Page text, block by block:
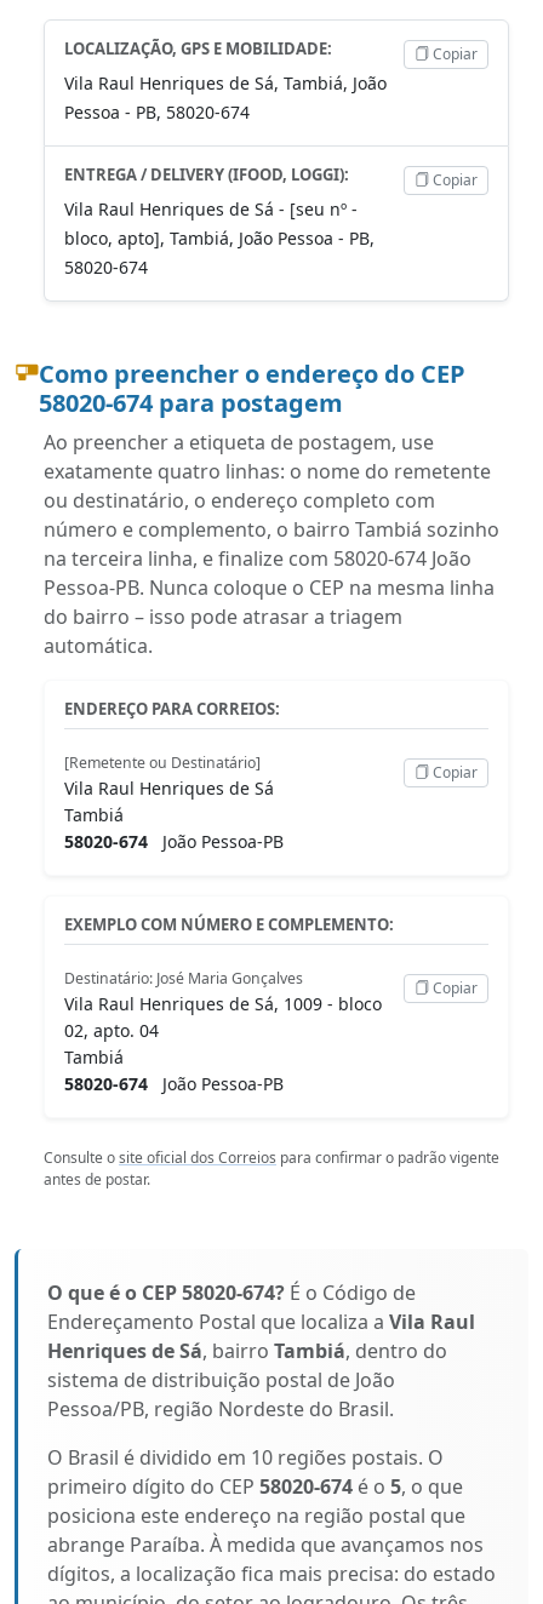
LOCALIZAÇÃO, GPS E MOBILIDADE:
Vila Raul Henriques de Sá, Tambiá, João
Pessoa - PB, 58020-674
Copiar
ENTREGA / DELIVERY (IFOOD, LOGGI):
Vila Raul Henriques de Sá - [seu nº -
bloco, apto], Tambiá, João Pessoa - PB,
58020-674
Copiar
Como preencher o endereço do CEP
58020-674 para postagem
Ao preencher a etiqueta de postagem, use
exatamente quatro linhas: o nome do remetente
ou destinatário, o endereço completo com
número e complemento, o bairro Tambiá sozinho
na terceira linha, e finalize com 58020-674 João
Pessoa-PB. Nunca coloque o CEP na mesma linha
do bairro – isso pode atrasar a triagem
automática.
ENDEREÇO PARA CORREIOS:
[Remetente ou Destinatário]
Vila Raul Henriques de Sá
Tambiá
58020-674 João Pessoa-PB
Copiar
EXEMPLO COM NÚMERO E COMPLEMENTO:
Destinatário: José Maria Gonçalves
Vila Raul Henriques de Sá, 1009 - bloco
02, apto. 04
Tambiá
58020-674 João Pessoa-PB
Copiar
Consulte osite oficial dos Correios para confirmar o padrão vigente
antes de postar.
O que é o CEP 58020-674? É o Código de
Endereçamento Postal que localiza a Vila Raul
Henriques de Sá, bairro Tambiá, dentro do
sistema de distribuição postal de João
Pessoa/PB, região Nordeste do Brasil.
O Brasil é dividido em 10 regiões postais. O
primeiro dígito do CEP 58020-674 é o 5, o que
posiciona este endereço na região postal que
abrange Paraíba. À medida que avançamos nos
dígitos, a localização fica mais precisa: do estado